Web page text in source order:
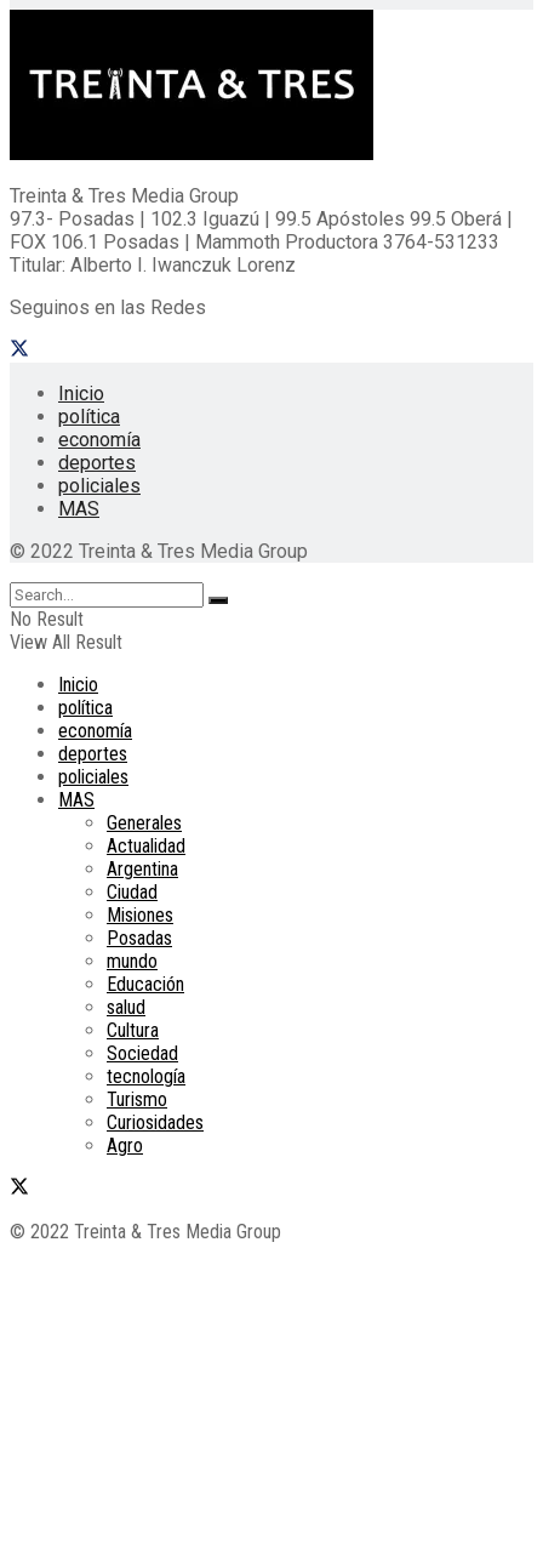
Treinta & Tres Media Group
97.3- Posadas | 102.3 Iguazú | 99.5 Apóstoles 99.5 Oberá |
FOX 106.1 Posadas | Mammoth Productora 3764-531233
Titular: Alberto I. Iwanczuk Lorenz
Seguinos en las Redes
Inicio
política
economía
deportes
policiales
MAS
© 2022 Treinta & Tres Media Group
No Result
View All Result
Inicio
política
economía
deportes
policiales
MAS
Generales
Actualidad
Argentina
Ciudad
Misiones
Posadas
mundo
Educación
salud
Cultura
Sociedad
tecnología
Turismo
Curiosidades
Agro
© 2022 Treinta & Tres Media Group